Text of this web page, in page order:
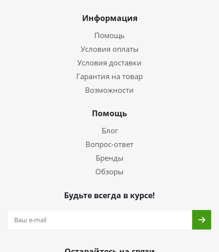
Информация
Помощь
Условия оплаты
Условия доставки
Гарантия на товар
Возможности
Помощь
Блог
Вопрос-ответ
Бренды
Обзоры
Будьте всегда в курсе!